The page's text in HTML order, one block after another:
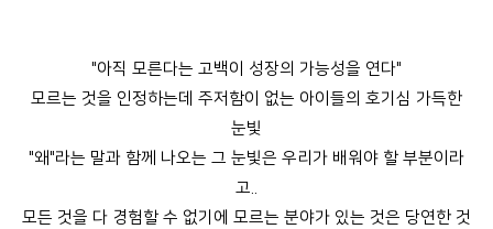
"아직 모른다는 고백이 성장의 가능성을 연다"
모르는 것을 인정하는데 주저함이 없는 아이들의 호기심 가득한
눈빛
"왜"라는 말과 함께 나오는 그 눈빛은 우리가 배워야 할 부분이라
고..
모든 것을 다 경험할 수 없기에 모르는 분야가 있는 것은 당연한 것